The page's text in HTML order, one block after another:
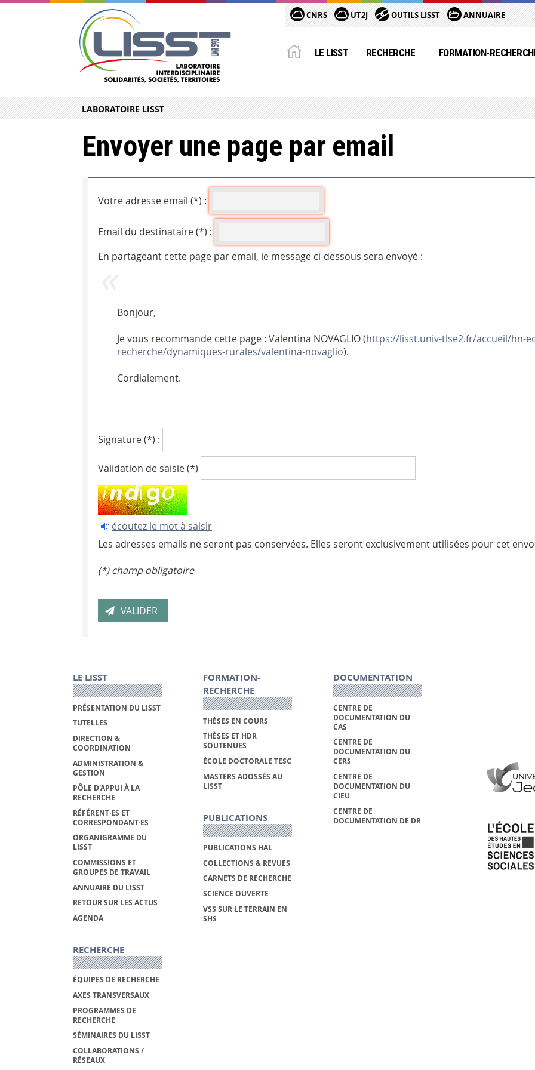
CNRS UT2J OUTILS LISST ANNUAIRE
LE LISST RECHERCHE FORMATION-
LABORATOIRE LISST
Envoyer une page par email
Votre adresse email (*) :
Email du destinataire (*) :
En partageant cette page par email, le message ci-dessous sera envoyé :
Bonjour,
Je vous recommande cette page : Valentina NOVAGLIO (https://lisst.univ-tlse2.fr/accueil/hn-
recherche/dynamiques-rurales/valentina-novaglio).
Cordialement.
Signature (*) :
Validation de saisie (*)
écoutez le mot à saisir
Les adresses emails ne seront pas conservées. Elles seront exclusivement utilisées pour cet
(*) champ obligatoire
LE LISST
PRÉSENTATION DU LISST
TUTELLES
DIRECTION &
COORDINATION
ADMINISTRATION &
GESTION
PÔLE D'APPUI À LA
RECHERCHE
RÉFÉRENT·ES ET
CORRESPONDANT·ES
ORGANIGRAMME DU
LISST
COMMISSIONS ET
GROUPES DE TRAVAIL
ANNUAIRE DU LISST
RETOUR SUR LES ACTUS
AGENDA
RECHERCHE
ÉQUIPES DE RECHERCHE
AXES TRANSVERSAUX
PROGRAMMES DE
RECHERCHE
SÉMINAIRES DU LISST
COLLABORATIONS /
RÉSEAUX
FORMATION-
RECHERCHE
THÈSES EN COURS
THÈSES ET HDR
SOUTENUES
ÉCOLE DOCTORALE TESC
MASTERS ADOSSÉS AU
LISST
PUBLICATIONS
PUBLICATIONS HAL
COLLECTIONS & REVUES
CARNETS DE RECHERCHE
SCIENCE OUVERTE
VSS SUR LE TERRAIN EN
SHS
DOCUMENTATION
CENTRE DE
DOCUMENTATION DU
CAS
CENTRE DE
DOCUMENTATION DU
CERS
CENTRE DE
DOCUMENTATION DU
CIEU
CENTRE DE
DOCUMENTATION DE DR